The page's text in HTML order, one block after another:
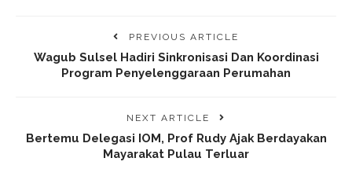
PREVIOUS ARTICLE
Wagub Sulsel Hadiri Sinkronisasi Dan Koordinasi
Program Penyelenggaraan Perumahan
NEXT ARTICLE
Bertemu Delegasi IOM, Prof Rudy Ajak Berdayakan
Mayarakat Pulau Terluar